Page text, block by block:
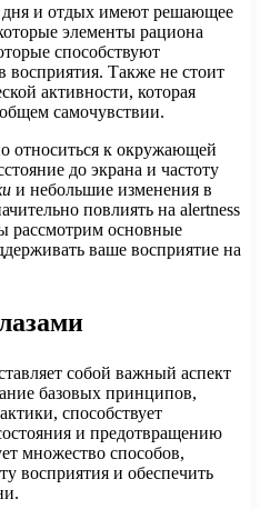
и отдых имеют решающее
элементы рациона
способствуют
восприятия. Также не стоит
активности, которая
самочувствии.
относиться к окружающей
до экрана и частоту
и небольшие изменения в
повлиять на alertness
рассмотрим основные
ваше восприятие на
собой важный аспект
базовых принципов,
способствует
и предотвращению
множество способов,
восприятия и обеспечить